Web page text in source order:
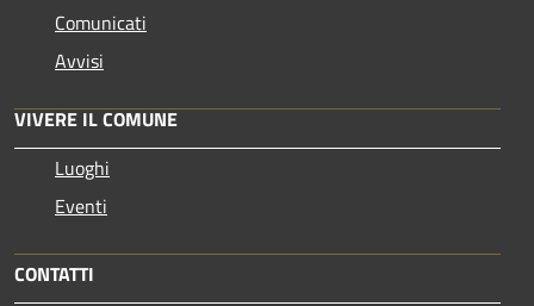
Comunicati
Avvisi
VIVERE IL COMUNE
Luoghi
Eventi
CONTATTI